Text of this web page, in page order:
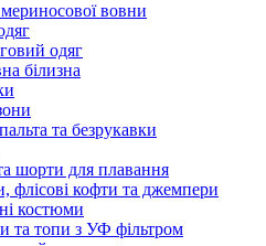
вовни
одяг
білизна
та безрукавки
шорти для плавання
флісові кофти та джемпери
костюми
та топи з УФ фільтром